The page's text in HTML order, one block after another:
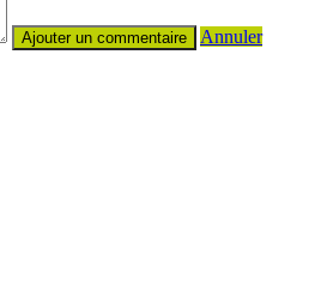
Annuler